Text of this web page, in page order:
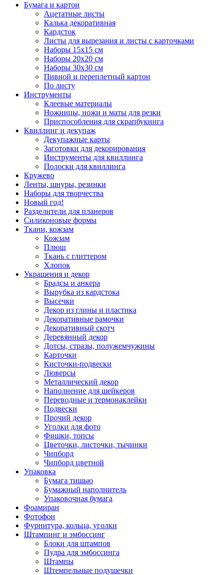
Бумага и картон
Ацетатные листы
Калька декоративная
Кардсток
Листы для вырезания и листы с карточками
Наборы 15х15 см
Наборы 20х20 см
Наборы 30х30 см
Пивной и переплетный картон
По листу
Инструменты
Клеевые материалы
Ножницы, ножи и маты для резки
Приспособления для скрапбукинга
Квиллинг и декупаж
Декупажные карты
Заготовки для декорирования
Инструменты для квиллинга
Полоски для квиллинга
Кружево
Ленты, шнуры, резинки
Наборы для творчества
Новый год!
Разделители для планеров
Силиконовые формы
Ткани, кожзам
Кожзам
Плюш
Ткань с глиттером
Хлопок
Украшения и декор
Брадсы и анкера
Вырубка из кардстока
Высечки
Декор из глины и пластика
Декоративные рамочки
Декоративный скотч
Деревянный декор
Дотсы, стразы, полужемчужины
Карточки
Кисточки-подвески
Люверсы
Металлический декор
Наполнение для шейкеров
Переводные и термонаклейки
Подвески
Прочий декор
Уголки для фото
Фишки, топсы
Цветочки, листочки, тычинки
Чипборд
Чипборд цветной
Упаковка
Бумага тишью
Бумажный наполнитель
Упаковочная бумага
Фоамиран
Фотофон
Фурнитура, кольца, уголки
Штампинг и эмбоссинг
Блоки для штампов
Пудра для эмбоссинга
Штампы
Штемпельные подушечки